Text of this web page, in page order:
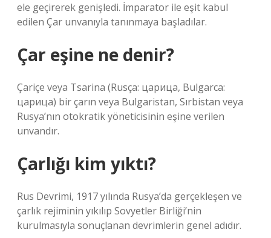
ele geçirerek genişledi. İmparator ile eşit kabul
edilen Çar unvanıyla tanınmaya başladılar.
Çar eşine ne denir?
Çariçe veya Tsarina (Rusça: царица, Bulgarca:
царица) bir çarın veya Bulgaristan, Sırbistan veya
Rusya’nın otokratik yöneticisinin eşine verilen
unvandır.
Çarlığı kim yıktı?
Rus Devrimi, 1917 yılında Rusya’da gerçekleşen ve
çarlık rejiminin yıkılıp Sovyetler Birliği’nin
kurulmasıyla sonuçlanan devrimlerin genel adıdır.